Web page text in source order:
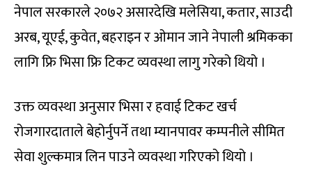
नेपाल सरकारले २०७२ असारदेखि मलेसिया, कतार, साउदी
अरब, यूएई, कुवेत, बहराइन र ओमान जाने नेपाली श्रमिकका
लागि फ्रि भिसा फ्रि टिकट व्यवस्था लागु गरेको थियो ।
उक्त व्यवस्था अनुसार भिसा र हवाई टिकट खर्च
रोजगारदाताले बेहोर्नुपर्ने तथा म्यानपावर कम्पनीले सीमित
सेवा शुल्कमात्र लिन पाउने व्यवस्था गरिएको थियो ।